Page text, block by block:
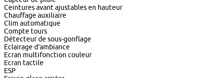
Ceintures avant ajustables en hauteur
Chauffage auxiliaire
Clim automatique
Compte tours
Détecteur de sous-gonflage
Eclairage d’ambiance
Ecran multifonction couleur
Ecran tactile
ESP